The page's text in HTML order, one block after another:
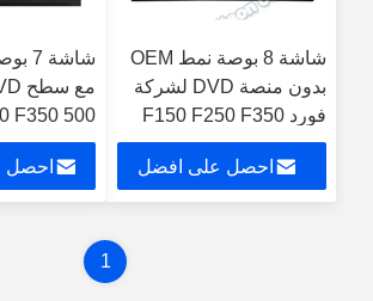
شاشة 8 بوصة نمط OEM
بدون منصة DVD لشركة
فورد F150 F250 F350
2006-2009 سيارات
متعددة الوسائط ستيريو
احصل على افضل
F350 500
Focus
2006-2009
احصل
1